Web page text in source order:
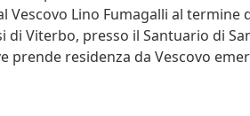
Vescovo Lino Fumagalli al
di Viterbo, presso il Santuario di
prende residenza da Vescovo